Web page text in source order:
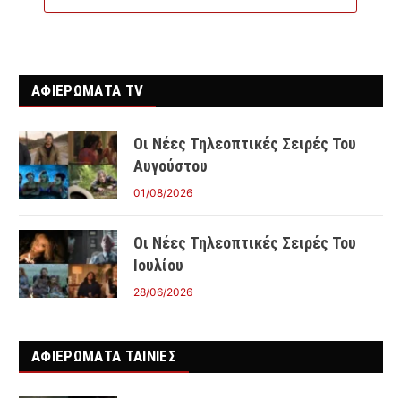
ΑΦΙΕΡΩΜΑΤΑ TV
Οι Νέες Τηλεοπτικές Σειρές Του
Αυγούστου
01/08/2026
Οι Νέες Τηλεοπτικές Σειρές Του
Ιουλίου
28/06/2026
ΑΦΙΕΡΩΜΑΤΑ ΤΑΙΝΊΕΣ